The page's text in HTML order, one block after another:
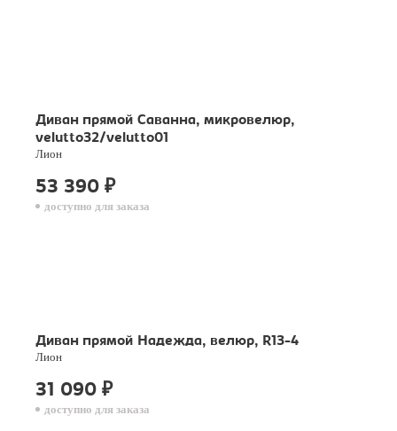
Диван прямой Саванна, микровелюр,
velutto32/velutto01
Лион
53 390 ₽
доступно для заказа
Диван прямой Надежда, велюр, R13-4
Лион
31 090 ₽
доступно для заказа